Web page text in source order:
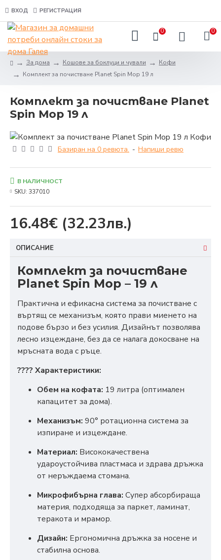
ВХОД РЕГИСТРАЦИЯ
0 0
За дома Кошове за боклуци и чували
Кофи
Комплект за почистване Planet Spin Mop 19 л
Комплект за почистване Planet
Spin Mop 19 л
Базиран на 0 ревюта. - Напиши ревю
16.48€ (32.23лв.)
В НАЛИЧНОСТ
SKU: 337010
ОПИСАНИЕ
Комплект за почистване
Planet Spin Mop – 19 л
Практична и ефикасна система за почистване с
въртящ се механизъм, която прави миенето на
подове бързо и без усилия. Дизайнът позволява
лесно изцеждане, без да се налага докосване на
мръсната вода с ръце.
???? Характеристики:
Обем на кофата: 19 литра (оптимален
капацитет за дома).
Механизъм: 90° ротационна система за
изпиране и изцеждане.
Материал: Висококачествена
удароустойчива пластмаса и здрава дръжка
от неръждаема стомана.
Микрофибърна глава: Супер абсорбираща
материя, подходяща за паркет, ламинат,
теракота и мрамор.
Дизайн: Ергономична дръжка за носене и
стабилна основа.